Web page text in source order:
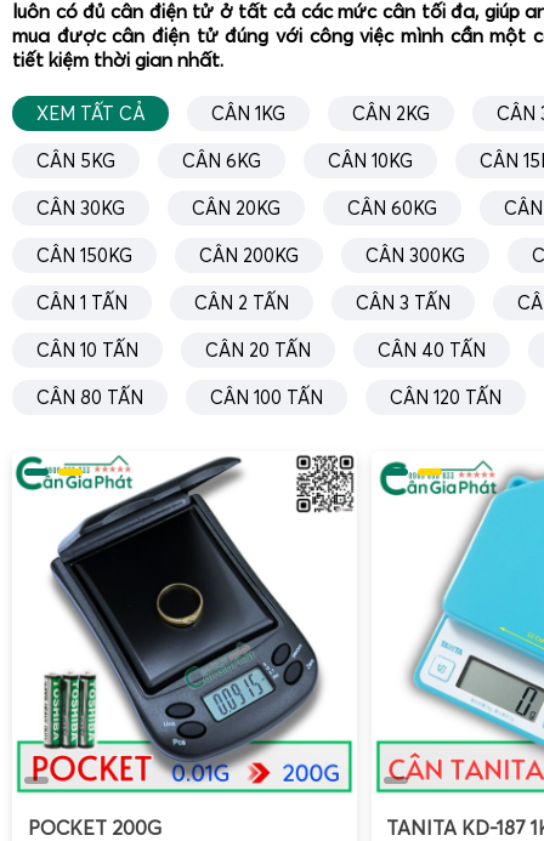
trợ lắp đặt và hướng dẫn sử dụng ngay tại địa phương,
động ngay lập tức sau khi nhận.
Sau khi giao nhận, khách hàng còn được hướng dẫn chi
xử lý các vấn đề thường gặp. Nhờ đó, quá trình sử dụng
tiện và an toàn hơn.
Hỗ trợ kỹ thuật trọn đời cân
luôn có đủ cân điện tử ở tất cả các mức cân tối đa, giúp
mua được cân điện tử đúng với công việc mình cần một
tiết kiệm thời gian nhất.
XEM TẤT CẢ CÂN 1KG CÂN 2KG CÂN
CÂN 5KG CÂN 6KG CÂN 10KG CÂN
CÂN 30KG CÂN 20KG CÂN 60KG
CÂN 150KG CÂN 200KG CÂN 300KG
CÂN 1 TẤN CÂN 2 TẤN CÂN 3 TẤN
CÂN 10 TẤN CÂN 20 TẤN CÂN 40 TẤN
CÂN 80 TẤN CÂN 100 TẤN CÂN 120 TẤN
POCKET 200G TANITA KD-187